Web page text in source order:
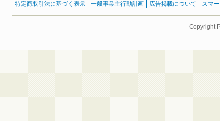
特定商取引法に基づく表示
一般事業主行動計画 広告掲載について スマ
Copyright